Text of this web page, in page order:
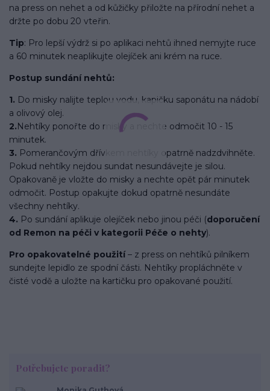
na press on nehet a od kůžičky přiložte na přírodní nehet a
držte po dobu 20 vteřin.
Tip: Pro lepší výdrž si po aplikaci nehtů ihned nemyjte ruce
a 60 minutek neaplikujte olejíček ani krém na ruce.
Postup sundání nehtů:
1. Do misky nalijte teplou vodu, kapičku saponátu na nádobí
a olivový olej.
2.Nehtíky ponořte do misky a nechte odmočit 10 - 15
minutek.
3. Pomerančovým dřívkem nehtíky opatrně nadzdvihněte.
Pokud nehtíky nejdou sundat nesundávejte je silou.
Opakovaně je vložte do misky a nechte opět pár minutek
odmočit. Postup opakujte dokud opatrně nesundáte
všechny nehtíky.
4. Po sundání aplikuje olejíček nebo jinou péči (doporučení
od Remon na péči v kategorii Péče o nehty).
Pro opakovatelné použití– z press on nehtíků pilníkem
sundejte lepidlo ze spodní části. Nehtíky propláchněte v
čisté vodě a uložte na kartičku pro opakované použití.
Potřebujete poradit?